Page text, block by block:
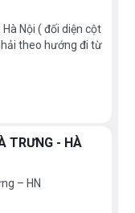
Nội ( đối diện cột
theo hướng đi từ
TRƯNG - HÀ
– HN